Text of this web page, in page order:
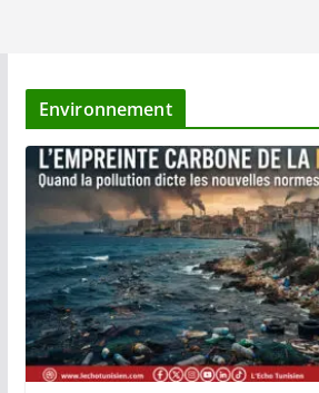
Environnement